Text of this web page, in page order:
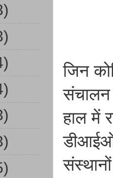
जिन
संचालन
हाल में